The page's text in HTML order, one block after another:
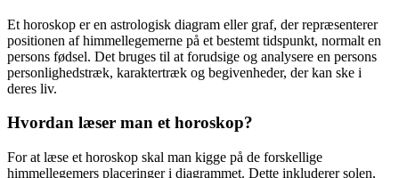
Et horoskop er en astrologisk diagram eller graf, der repræsenterer
positionen af himmellegemerne på et bestemt tidspunkt, normalt en
persons fødsel. Det bruges til at forudsige og analysere en persons
personlighedstræk, karaktertræk og begivenheder, der kan ske i
deres liv.
Hvordan læser man et horoskop?
For at læse et horoskop skal man kigge på de forskellige
himmellegemers placeringer i diagrammet. Dette inkluderer solen,